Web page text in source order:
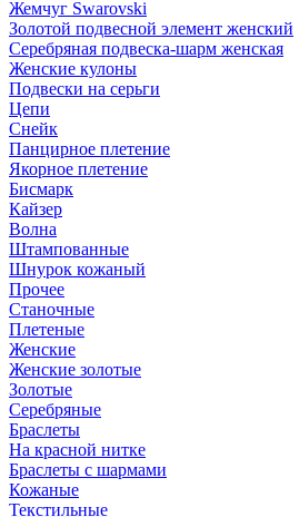
Жемчуг Swarovski
Золотой подвесной элемент женcкий
Серебряная подвеска-шарм женская
Женские кулоны
Подвески на серьги
Цепи
Снейк
Панцирное плетение
Якорное плетение
Бисмарк
Кайзер
Волна
Штампованные
Шнурок кожаный
Прочее
Станочные
Плетеные
Женские
Женские золотые
Золотые
Серебряные
Браслеты
На красной нитке
Браслеты с шармами
Кожаные
Текстильные